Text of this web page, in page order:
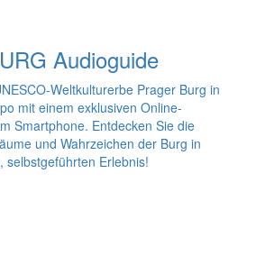
Audioguide
Weltkulturerbe Prager Burg in
mit einem exklusiven Online-
Smartphone. Entdecken Sie die
und Wahrzeichen der Burg in
selbstgeführten Erlebnis!